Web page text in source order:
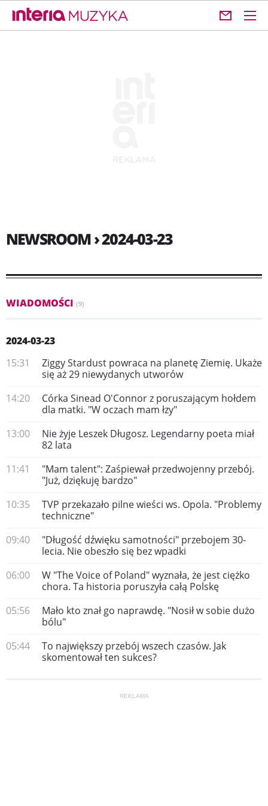
NEWSROOM › 2024-03-23
WIADOMOŚCI (9)
2024-03-23
15:31
Ziggy Stardust powraca na planetę Ziemię. Ukaże
się aż 29 niewydanych utworów
14:20
Córka Sinead O'Connor z poruszającym hołdem
dla matki. "W oczach mam łzy"
13:00
Nie żyje Leszek Długosz. Legendarny poeta miał
82 lata
11:41
"Mam talent": Zaśpiewał przedwojenny przebój.
"Już, dziękuję bardzo"
10:35
TVP przekazało pilne wieści ws. Opola. "Problemy
techniczne"
09:40
"Długość dźwięku samotności" przebojem 30-
lecia. Nie obeszło się bez wpadki
06:00
W "The Voice of Poland" wyznała, że jest ciężko
chora. Ta historia poruszyła całą Polskę
05:56
Mało kto znał go naprawdę. "Nosił w sobie dużo
bólu"
05:44
To największy przebój wszech czasów. Jak
skomentował ten sukces?
REKLAMA